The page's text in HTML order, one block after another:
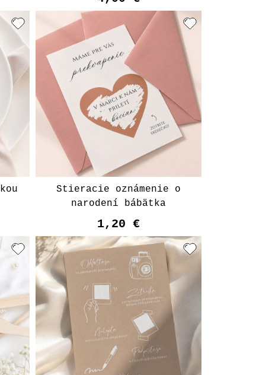
Vyberte variant
Stieracie oznámenie o
narodení bábätka
1,20 €